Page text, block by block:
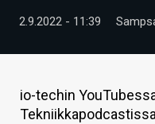
TIETOA
2.9.2022 - 11:39
io-techin